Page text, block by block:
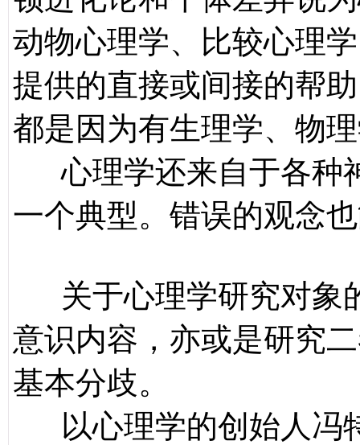
动物心理学、比较心理
提供的直接或间接的帮
都是因为有生理学、物
心理学还来自于各种
一个典型。错误的观念
关于心理学研究对象
意识内容，亦或是研究
基本分歧。
以心理学的创始人冯